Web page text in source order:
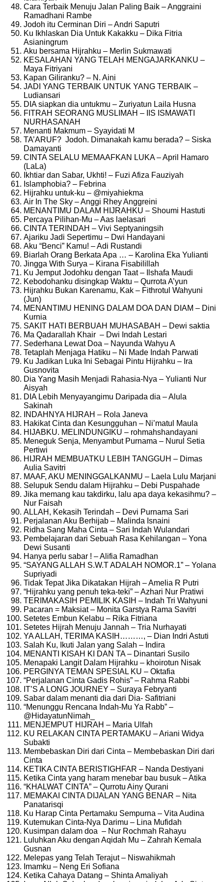
Cara Terbaik Menuju Jalan Paling Baik – Anggraini
Ramadhani Rambe
Jodoh itu Cerminan Diri – Andri Saputri
Ku Ikhlaskan Dia Untuk Kakakku – Dika Fitria
Asianingrum
Aku bersama Hijrahku – Merlin Sukmawati
KESALAHAN YANG TELAH MENGAJARKANKU –
Maya Fitriyani
Kapan Giliranku? – N. Aini
JADI YANG TERBAIK UNTUK YANG TERBAIK –
Ludiansari
DIA siapkan dia untukmu – Zuriyatun Laila Husna
FITRAH SEORANG MUSLIMAH – IIS ISMAWATI
NURHASANAH
Menanti Makmum – Syayidati M
TA’ARUF? Jodoh. Dimanakah kamu berada? – Siska
Damayanti
CINTA SELALU MEMAAFKAN LUKA – April Hamaro
(LaLa)
Ikhtiar dan Sabar, Ukhti! – Fuzi Afiza Fauziyah
Islamphobia? – Febrina
Hijrahku untuk-ku – @miyahiekma
Air In The Sky – Anggi Rhey Anggreini
MENANTIMU DALAM HIJRAHKU – Shoumi Hastuti
Percaya Pilihan-Mu – Aas laelasari
CINTA TERINDAH – Vivi Septyaningsih
Ajariku Jadi Sepertimu – Dwi Handayani
Aku “Benci” Kamu! – Adi Rustandi
Biarlah Orang Berkata Apa … – Karolina Eka Yulianti
Jingga With Surya – Kirana Fisabilillah
Ku Jemput Jodohku dengan Taat – Ilshafa Maudi
Kebodohanku disingkap Waktu – Qurrota A’yun
Hijrahku Bukan Karenamu, Kak – Fithrotul Wahyuni
(Jun)
MENANTIMU HENING DALAM DOA DAN DIAM – Dini
Kurnia
SAKIT HATI BERBUAH MUHASABAH – Dewi saktia
Ma Qadarallah Khair – Dwi Indah Lestari
Sederhana Lewat Doa – Nayunda Wahyu A
Tetaplah Menjaga Hatiku – Ni Made Indah Parwati
Ku Jadikan Luka Ini Sebagai Pintu Hijrahku – Ira
Gusnovita
Dia Yang Masih Menjadi Rahasia-Nya – Yulianti Nur
Aisyah
DIA Lebih Menyayangimu Daripada dia – Alula
Sakinah
INDAHNYA HIJRAH – Rola Janeva
Hakikat Cinta dan Kesungguhan – Ni’matul Maula
HIJABKU. MELINDUNGIKU – rohmahshandayani
Meneguk Senja, Menyambut Purnama – Nurul Setia
Pertiwi
HIJRAH MEMBUATKU LEBIH TANGGUH – Dimas
Aulia Savitri
MAAF, AKU MENINGGALKANMU – Laela Lulu Marjani
Selupuk Sendu dalam Hijrahku – Debi Puspahade
Jika memang kau takdirku, lalu apa daya kekasihmu? –
Nur Faisah
ALLAH, Kekasih Terindah – Devi Purnama Sari
Perjalanan Aku Berhijab – Malinda Isnaini
Ridha Sang Maha Cinta – Sari Indah Wulandari
Pembelajaran dari Sebuah Rasa Kehilangan – Yona
Dewi Susanti
Hanya perlu sabar ! – Alifia Ramadhan
“SAYANG ALLAH S.W.T ADALAH NOMOR.1” – Yolana
Supriyadi
Tidak Tepat Jika Dikatakan Hijrah – Amelia R Putri
“Hijrahku yang penuh teka-teki” – Azhari Nur Pratiwi
TERIMAKASIH PEMILIK KASIH – Indah Tri Wahyuni
Pacaran = Maksiat – Monita Garstya Rama Savitri
Setetes Embun Kelabu – Rika Fitriana
Setetes Hijrah Menuju Jannah – Tria Nurhayati
YA ALLAH, TERIMA KASIH………, – Dian Indri Astuti
Salah Ku, Ikuti Jalan yang Salah – Indira
MENANTI KISAH KI DAN TA – Dinantari Susilo
Menapaki Langit Dalam Hijrahku – khoirotun Nisak
PERGINYA TEMAN SPESIAL KU – Oktafia
“Perjalanan Cinta Gadis Rohis” – Rahma Rabbi
IT’S A LONG JOURNEY – Suraya Febryanti
Sabar dalam menanti dia dari Dia- Safitriani
“Menunggu Rencana Indah-Mu Ya Rabb” –
@HidayatunNimah_
MENJEMPUT HIJRAH – Maria Ulfah
KU RELAKAN CINTA PERTAMAKU – Ariani Widya
Subakti
Membebaskan Diri dari Cinta – Membebaskan Diri dari
Cinta
KETIKA CINTA BERISTIGHFAR – Nanda Destiyani
Ketika Cinta yang haram menebar bau busuk – Atika
“KHALWAT CINTA” – Qurrotu Ainy Qurani
MEMAKAI CINTA DIJALAN YANG BENAR – Nita
Panatarisqi
Ku Harap Cinta Pertamaku Sempurna – Vita Audina
Kutemukan Cinta-Nya Darimu – Lina Mufidah
Kusimpan dalam doa – Nur Rochmah Rahayu
Luluhkan Aku dengan Aqidah Mu – Zahrah Kemala
Gusnan
Melepas yang Telah Terajut – Niswahikmah
Imamku – Neng Eri Sofiana
Ketika Cahaya Datang – Shinta Amaliyah